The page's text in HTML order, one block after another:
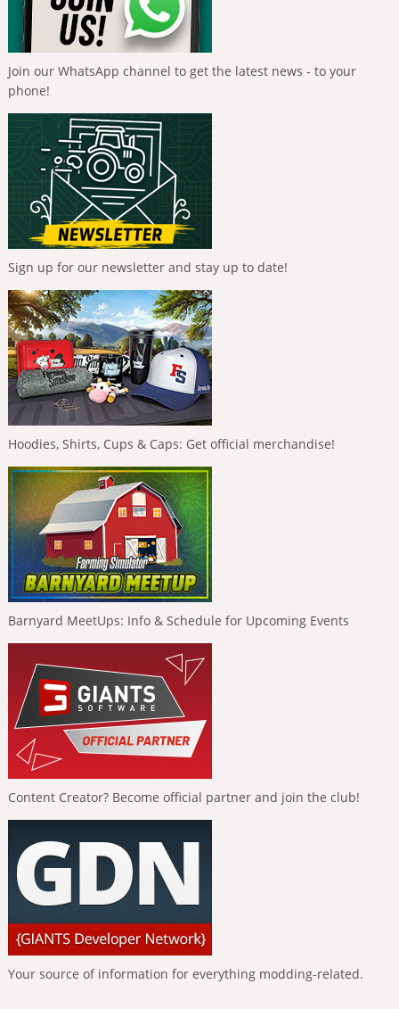
Join our WhatsApp channel to get the latest news - to your
phone!
Sign up for our newsletter and stay up to date!
Hoodies, Shirts, Cups & Caps: Get official merchandise!
Barnyard MeetUps: Info & Schedule for Upcoming Events
Content Creator? Become official partner and join the club!
Your source of information for everything modding-related.